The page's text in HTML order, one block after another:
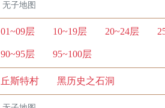
无子地图
01~09层 10~19层 20~24层
90~95层 95~100层
丘斯特村 黑历史之石洞